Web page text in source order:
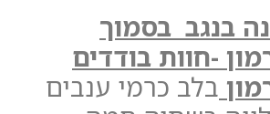
בנגב בסמוך
-חוות בודדים
בלב כרמי ענבים